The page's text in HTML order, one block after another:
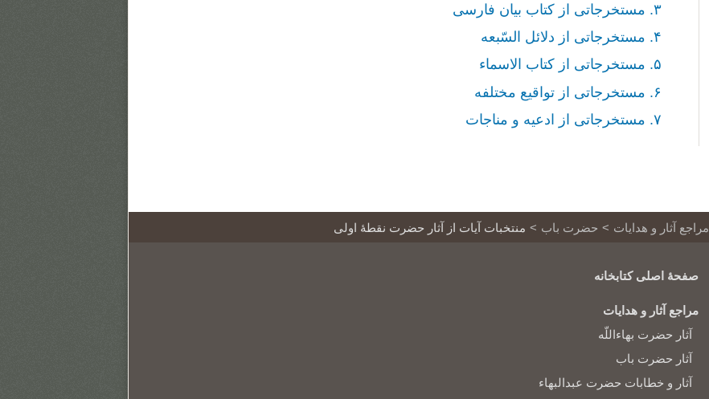
۳. مستخرجاتى از کتاب بيان فارسی
۴. مستخرجاتى از دلائل السّبعه
۵. مستخرجاتى از کتاب الاسماء
۶. مستخرجاتى از تواقيع مختلفه
۷. مستخرجاتى از ادعيه و مناجات
مراجع آثار و هدایات حضرت باب منتخبات آيات از آثار حضرت نقطهٔ اولى
صفحهٔ اصلی کتابخانه
مراجع آثار و هدایات
آثار حضرت بهاءاللّه
آثار حضرت باب
آثار و خطابات حضرت عبدالبهاء